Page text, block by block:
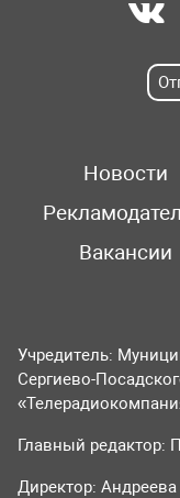
Новости
Вакансии
Учредитель:
Сергиево-
Главный редактор:
Директор: